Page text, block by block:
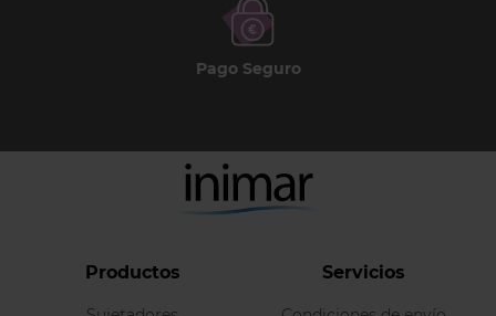
Pago Seguro
Productos Servicios